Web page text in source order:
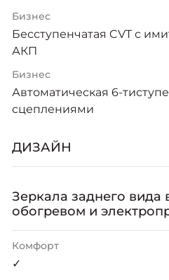
Бизнес
Бесступенчатая CVT с
АКП
Бизнес
Автоматическая 6-
сцеплениями
ДИЗАЙН
Зеркала заднего вида
обогревом и
Комфорт
✓